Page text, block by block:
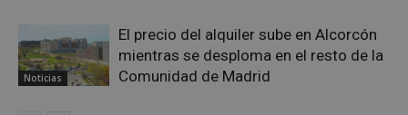
Noticias
El precio del alquiler sube en Alcorcón
mientras se desploma en el resto de la
Comunidad de Madrid